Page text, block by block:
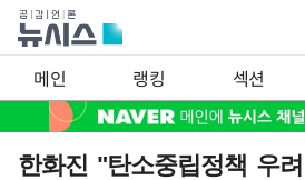
메인 랭킹 섹션
한화진 "탄소중립정책 우